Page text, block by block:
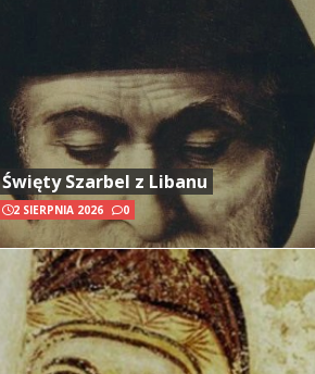
Święty Szarbel z Libanu
2 SIERPNIA 2026 0